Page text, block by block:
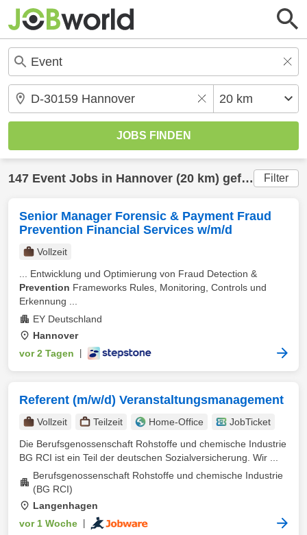
147 Event Jobs in Hannover (20 km) gefunden Filter
Senior Manager Forensic & Payment Fraud
Prevention Financial Services w/m/d
Vollzeit
... Entwicklung und Optimierung von Fraud Detection &
Prevention Frameworks Rules, Monitoring, Controls und
Erkennung ...
EY Deutschland
Hannover
vor 2 Tagen
Referent (m/w/d) Veranstaltungsmanagement
Vollzeit Teilzeit Home-Office
JobTicket
Die Berufsgenossenschaft Rohstoffe und chemische Industrie
BG RCI ist ein Teil der deutschen Sozialversicherung. Wir ...
Berufsgenossenschaft Rohstoffe und chemische Industrie
(BG RCI)
Langenhagen
vor 1 Woche